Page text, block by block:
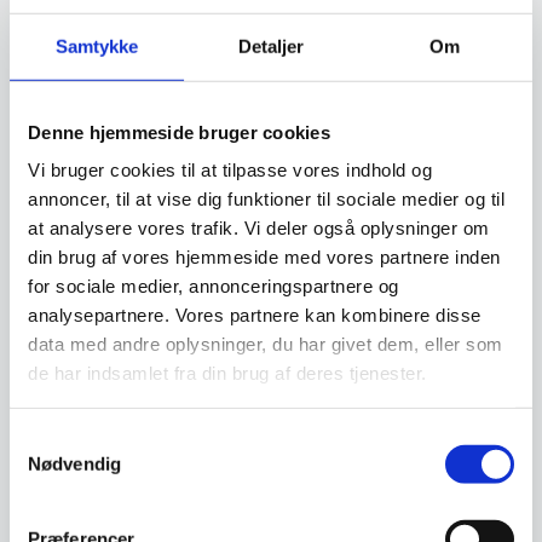
Samtykke Detaljer Om
Denne hjemmeside bruger cookies
Vi bruger cookies til at tilpasse vores indhold og
annoncer, til at vise dig funktioner til sociale medier og til
at analysere vores trafik. Vi deler også oplysninger om
din brug af vores hjemmeside med vores partnere inden
for sociale medier, annonceringspartnere og
analysepartnere. Vores partnere kan kombinere disse
data med andre oplysninger, du har givet dem, eller som
de har indsamlet fra din brug af deres tjenester.
Nødvendig
– Leveres i flot trææske. Perfekt gaveide!
– Winner af 2019 RED DOT Design Award
Om koncernen & god kvalitet
Har du spørgsmål til varen? Klik her